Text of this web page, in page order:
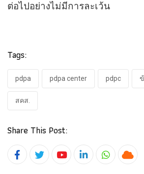
ต่อไปอย่างไม่มีการละเว้น
Tags:
pdpa pdpa center pdpc
สคส.
Share This Post:
YoutubeLinkedInWhatsapp